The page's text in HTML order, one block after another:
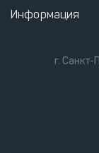
Информация
г. Санкт-